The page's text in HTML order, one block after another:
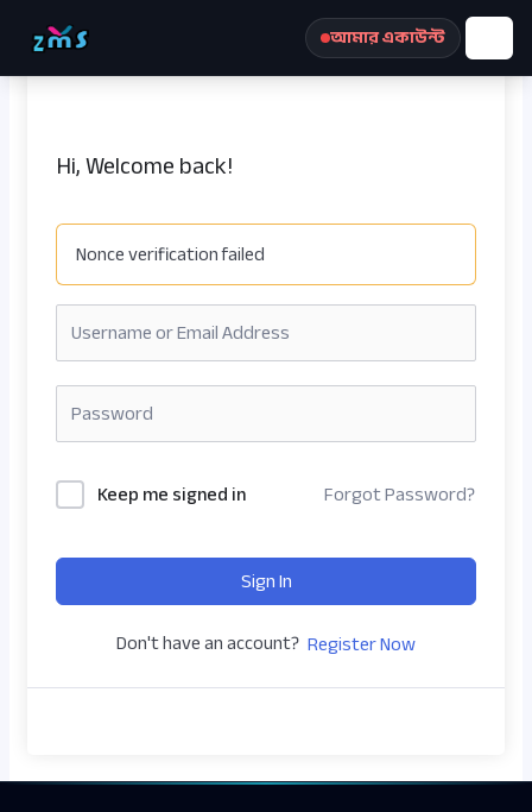
আমার একাউন্ট
রেজিস্ট্রেশন করুন
Hi, Welcome back!
Nonce verification failed
Keep me signed in Forgot Password?
Sign In
Don't have an account? Register Now